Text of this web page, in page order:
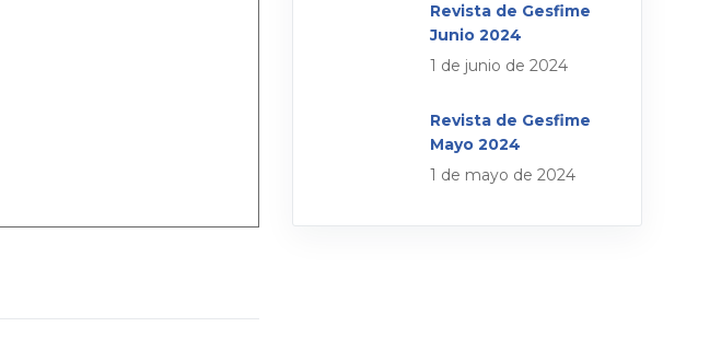
Revista de Gesfime
Junio 2024
1 de junio de 2024
Revista de Gesfime
Mayo 2024
1 de mayo de 2024